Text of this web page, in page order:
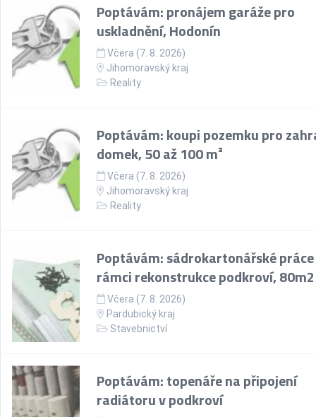
Poptávám: pronájem garáže pro
uskladnění, Hodonín
Včera (7. 8. 2026)
Jihomoravský kraj
Reality
Poptávám: koupi pozemku pro
domek, 50 až 100 m²
Včera (7. 8. 2026)
Jihomoravský kraj
Reality
Poptávám: sádrokartonářské
rámci rekonstrukce podkroví, 80m2
Včera (7. 8. 2026)
Pardubický kraj
Stavebnictví
Poptávám: topenáře na připojení
radiátoru v podkroví